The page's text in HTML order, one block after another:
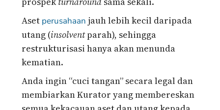
Aset perusahaan jauh lebih kecil daripada
utang (insolventparah), sehingga
restrukturisasi hanya akan menunda
kematian.
Anda ingin “cuci tangan” secara legal dan
membiarkan Kurator yang membereskan